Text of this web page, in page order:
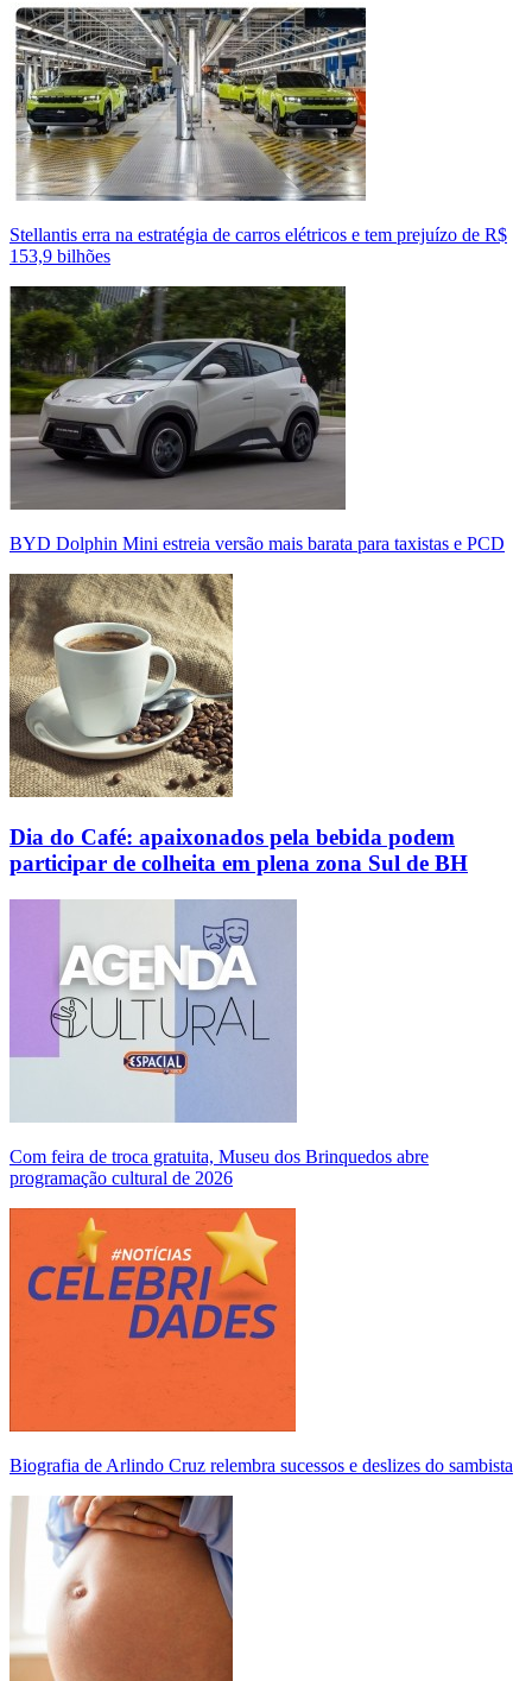
Stellantis erra na estratégia de carros elétricos e tem prejuízo de R$
153,9 bilhões
BYD Dolphin Mini estreia versão mais barata para taxistas e PCD
Dia do Café: apaixonados pela bebida podem
participar de colheita em plena zona Sul de BH
Com feira de troca gratuita, Museu dos Brinquedos abre
programação cultural de 2026
Biografia de Arlindo Cruz relembra sucessos e deslizes do sambista